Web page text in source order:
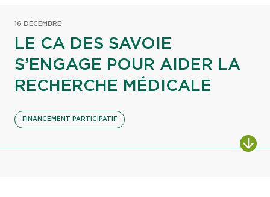
16 DÉCEMBRE
LE CA DES SAVOIE
S’ENGAGE POUR AIDER LA
RECHERCHE MÉDICALE
FINANCEMENT PARTICIPATIF